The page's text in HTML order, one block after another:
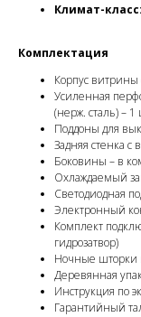
Климат-класс:
Комплектация
Корпус
Усиленная
(нерж. сталь) – 1
Поддоны для
Задняя стенка
Боковины – в
Охлаждаемый
Светодиодная
Электронный
Комплект
гидрозатвор)
Ночные шторки
Деревянная
Инструкция по
Гарантийный